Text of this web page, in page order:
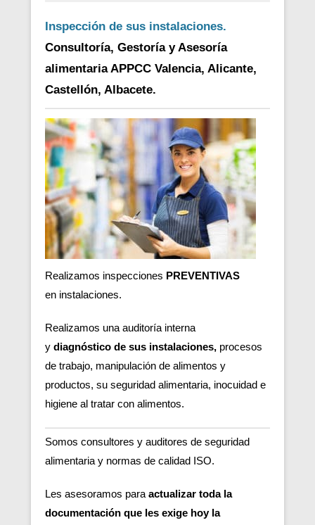
Inspección de sus instalaciones.
Consultoría, Gestoría y Asesoría
alimentaria APPCC Valencia, Alicante,
Castellón, Albacete.
Realizamos inspecciones PREVENTIVAS
en instalaciones.
Realizamos una auditoría interna
y diagnóstico de sus instalaciones, procesos
de trabajo, manipulación de alimentos y
productos, su seguridad alimentaria, inocuidad e
higiene al tratar con alimentos.
Somos consultores y auditores de seguridad
alimentaria y normas de calidad ISO.
Les asesoramos para actualizar toda la
documentación que les exige hoy la